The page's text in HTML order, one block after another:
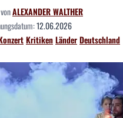
ALEXANDER WALTHER
12.06.2026
KritikenLänderDeutschland